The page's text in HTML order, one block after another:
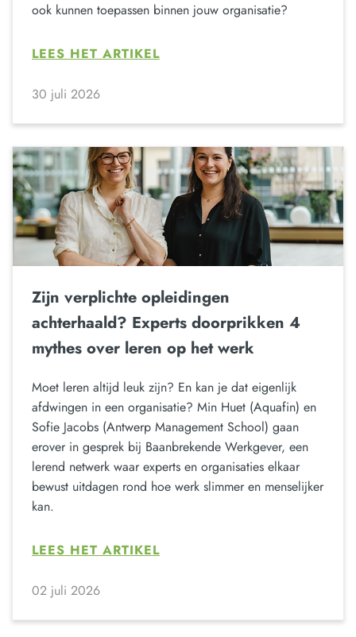
ook kunnen toepassen binnen jouw organisatie?
LEES HET ARTIKEL
30 juli 2026
Zijn verplichte opleidingen
achterhaald? Experts doorprikken 4
mythes over leren op het werk
Moet leren altijd leuk zijn? En kan je dat eigenlijk
afdwingen in een organisatie? Min Huet (Aquafin) en
Sofie Jacobs (Antwerp Management School) gaan
erover in gesprek bij Baanbrekende Werkgever, een
lerend netwerk waar experts en organisaties elkaar
bewust uitdagen rond hoe werk slimmer en menselijker
kan.
LEES HET ARTIKEL
02 juli 2026